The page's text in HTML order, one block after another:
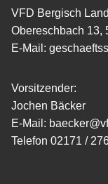
VFD Bergisch
Obereschbach 13,
E-Mail:
Vorsitzender:
Jochen Bäcker
E-Mail:
Telefon 02171 /